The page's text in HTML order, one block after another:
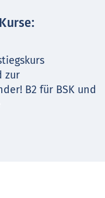
zur
B2 für BSK und